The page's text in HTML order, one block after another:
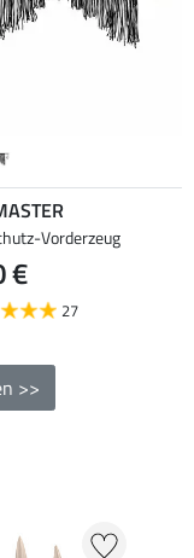
Vorderzeug
€
27
>>